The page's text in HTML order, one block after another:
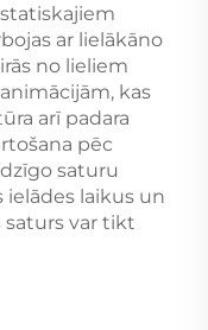
ar lielākāno
no lieliem
kas
arī padara
pēc
saturu
ielādes laikus un
saturs var tikt